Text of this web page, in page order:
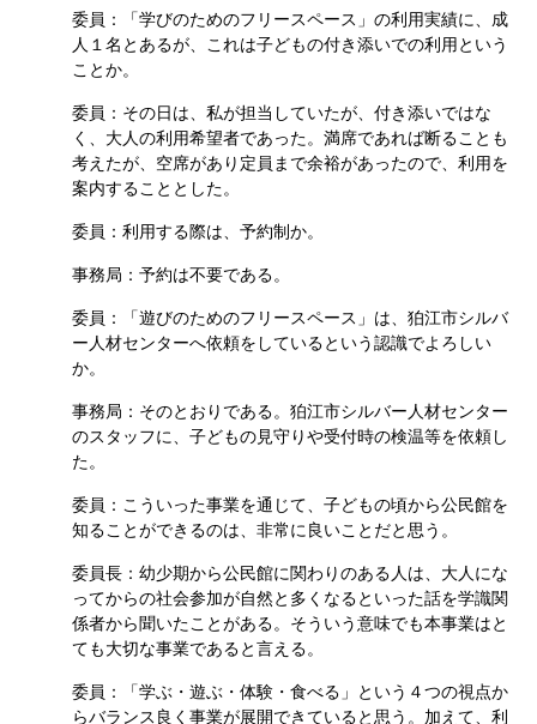
委員：「学びのためのフリースペース」の利用実績に、成
人１名とあるが、これは子どもの付き添いでの利用という
ことか。
委員：その日は、私が担当していたが、付き添いではな
く、大人の利用希望者であった。満席であれば断ることも
考えたが、空席があり定員まで余裕があったので、利用を
案内することとした。
委員：利用する際は、予約制か。
事務局：予約は不要である。
委員：「遊びのためのフリースペース」は、狛江市シルバ
ー人材センターへ依頼をしているという認識でよろしい
か。
事務局：そのとおりである。狛江市シルバー人材センター
のスタッフに、子どもの見守りや受付時の検温等を依頼し
た。
委員：こういった事業を通じて、子どもの頃から公民館を
知ることができるのは、非常に良いことだと思う。
委員長：幼少期から公民館に関わりのある人は、大人にな
ってからの社会参加が自然と多くなるといった話を学識関
係者から聞いたことがある。そういう意味でも本事業はと
ても大切な事業であると言える。
委員：「学ぶ・遊ぶ・体験・食べる」という４つの視点か
らバランス良く事業が展開できていると思う。加えて、利